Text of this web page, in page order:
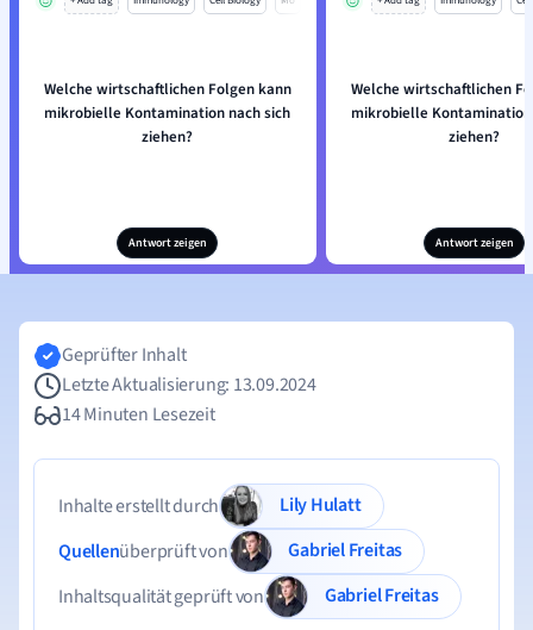
Welche wirtschaftlichen Folgen kann
mikrobielle Kontamination nach sich
ziehen?
Antwort zeigen
Welche wirtschaftlichen
mikrobielle Kontamination
ziehen?
Antwort zeigen
Geprüfter Inhalt
Letzte Aktualisierung: 13.09.2024
14 Minuten Lesezeit
Inhalte erstellt durch
Lily Hulatt
Quellenüberprüft von
Gabriel Freitas
Inhaltsqualität geprüft von
Gabriel Freitas